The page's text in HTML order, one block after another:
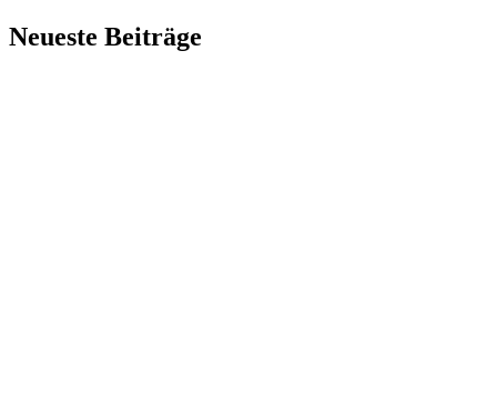
Neueste Beiträge